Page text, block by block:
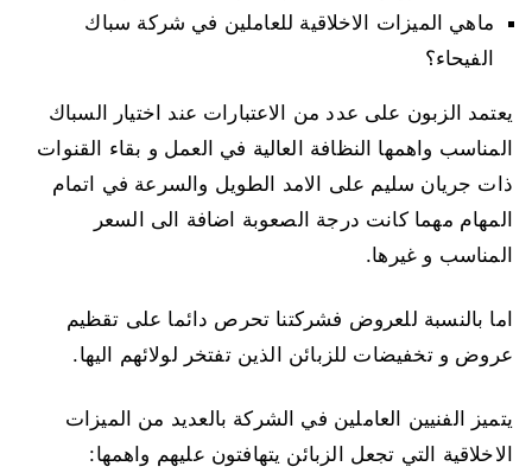
ماهي الميزات الاخلاقية للعاملين في شركة سباك
الفيحاء؟
يعتمد الزبون على عدد من الاعتبارات عند اختيار السباك
المناسب واهمها النظافة العالية في العمل و بقاء القنوات
ذات جريان سليم على الامد الطويل والسرعة في اتمام
المهام مهما كانت درجة الصعوبة اضافة الى السعر
المناسب و غيرها.
اما بالنسبة للعروض فشركتنا تحرص دائما على تقظيم
عروض و تخفيضات للزبائن الذين تفتخر لولائهم اليها.
يتميز الفنيين العاملين في الشركة بالعديد من الميزات
الاخلاقية التي تجعل الزبائن يتهافتون عليهم واهمها: